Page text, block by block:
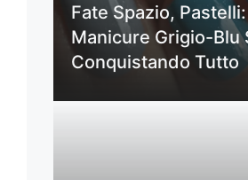
Fate Spazio,
Manicure Grigio-Blu
Conquistando Tutto